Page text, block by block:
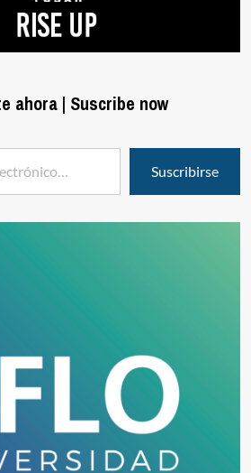
ahora | Suscribe now
Suscribirse